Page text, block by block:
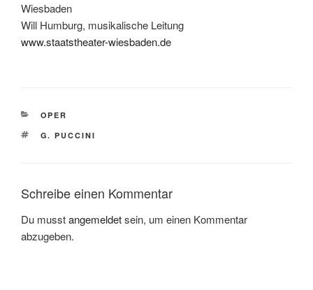
Wiesbaden
Will Humburg, musikalische Leitung
www.staatstheater-wiesbaden.de
KATEGORIEN
OPER
SCHLAGWÖRTER
G. PUCCINI
Schreibe einen Kommentar
Du musstangemeldetsein, um einen Kommentar
abzugeben.